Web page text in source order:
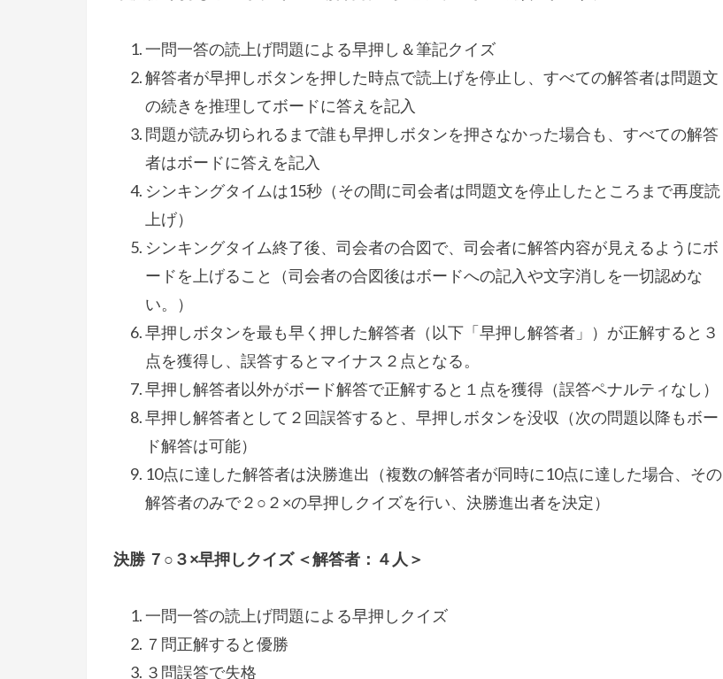
一問一答の読上げ問題による早押し＆筆記クイズ
解答者が早押しボタンを押した時点で読上げを停止し、すべての解答者は問題文
の続きを推理してボードに答えを記入
問題が読み切られるまで誰も早押しボタンを押さなかった場合も、すべての解答
者はボードに答えを記入
シンキングタイムは15秒（その間に司会者は問題文を停止したところまで再度読
上げ）
シンキングタイム終了後、司会者の合図で、司会者に解答内容が見えるようにボ
ードを上げること（司会者の合図後はボードへの記入や文字消しを一切認めな
い。）
早押しボタンを最も早く押した解答者（以下「早押し解答者」）が正解すると３
点を獲得し、誤答するとマイナス２点となる。
早押し解答者以外がボード解答で正解すると１点を獲得（誤答ペナルティなし）
早押し解答者として２回誤答すると、早押しボタンを没収（次の問題以降もボー
ド解答は可能）
10点に達した解答者は決勝進出（複数の解答者が同時に10点に達した場合、その
解答者のみで２○２×の早押しクイズを行い、決勝進出者を決定）
決勝 ７○３×早押しクイズ ＜解答者：４人＞
一問一答の読上げ問題による早押しクイズ
７問正解すると優勝
３問誤答で失格